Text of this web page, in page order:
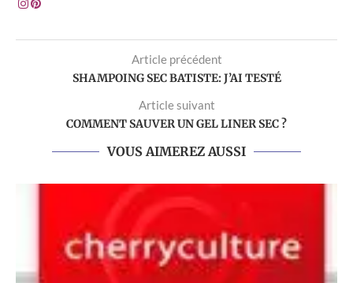
Article précédent
SHAMPOING SEC BATISTE: J’AI TESTÉ
Article suivant
COMMENT SAUVER UN GEL LINER SEC ?
VOUS AIMEREZ AUSSI